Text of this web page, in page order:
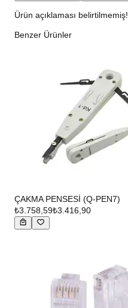
Ürün açıklaması belirtilmemiş!
Benzer Ürünler
ÇAKMA PENSESİ (Q-PEN7)
₺3.758,59₺3.416,90